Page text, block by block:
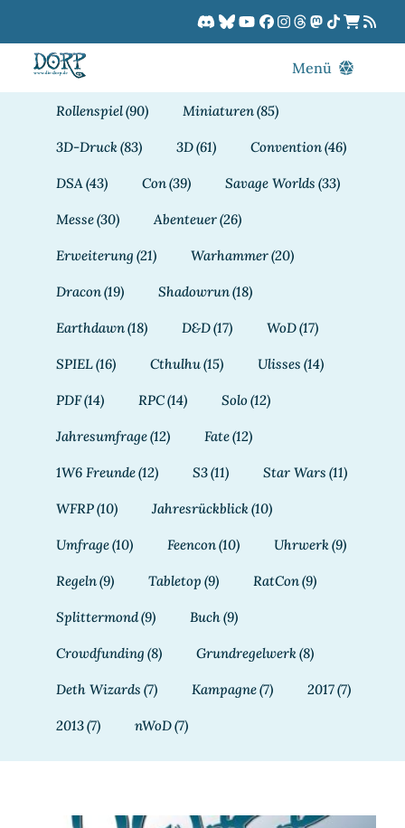
springen
Menü
Rollenspiel(90) Miniaturen(85)
3D-Druck(83) 3D(61) Convention(46)
DSA (43) Con(39) Savage Worlds (33)
Messe(30) Abenteuer(26)
Erweiterung (21) Warhammer(20)
Dracon(19) Shadowrun(18)
Earthdawn(18) D&D(17) WoD(17)
SPIEL(16) Cthulhu(15) Ulisses (14)
PDF(14) RPC(14) Solo(12)
Jahresumfrage(12) Fate(12)
1W6 Freunde(12) S3(11) Star Wars (11)
WFRP(10) Jahresrückblick(10)
Umfrage(10) Feencon(10) Uhrwerk(9)
Regeln(9) Tabletop (9) RatCon(9)
Splittermond(9) Buch(9)
Crowdfunding (8) Grundregelwerk(8)
Deth Wizards (7) Kampagne(7) 2017(7)
2013(7) nWoD(7)